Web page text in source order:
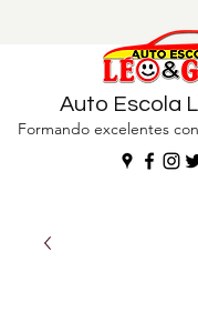
Auto Escola
Formando excelentes